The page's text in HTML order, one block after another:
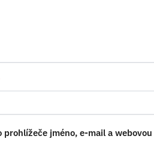
prohlížeče jméno, e-mail a